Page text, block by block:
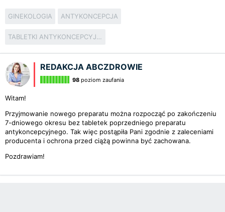
GINEKOLOGIA ANTYKONCEPCJA
TABLETKI ANTYKONCEPCYJNE
REDAKCJA ABCZDROWIE
98 poziom zaufania
Witam!
Przyjmowanie nowego preparatu można rozpocząć po zakończeniu
7-dniowego okresu bez tabletek poprzedniego preparatu
antykoncepcyjnego. Tak więc postąpiła Pani zgodnie z zaleceniami
producenta i ochrona przed ciążą powinna być zachowana.
Pozdrawiam!